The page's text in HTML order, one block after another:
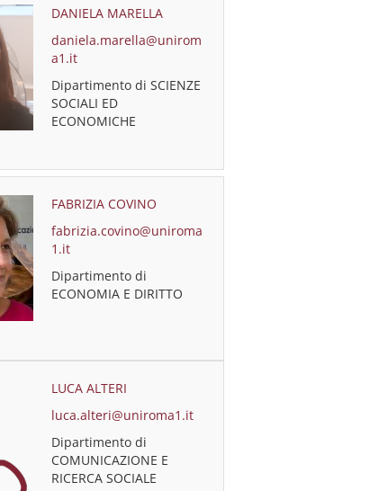
DANIELA MARELLA
daniela.marella@unirom
a1.it
Dipartimento di SCIENZE
SOCIALI ED
ECONOMICHE
FABRIZIA COVINO
fabrizia.covino@uniroma
1.it
Dipartimento di
ECONOMIA E DIRITTO
LUCA ALTERI
luca.alteri@uniroma1.it
Dipartimento di
COMUNICAZIONE E
RICERCA SOCIALE